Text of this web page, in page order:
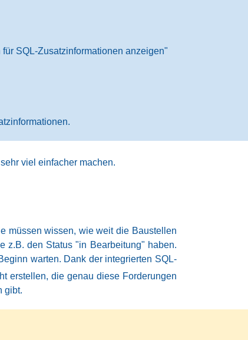
SQL-Zusatzinformationen anzeigen"
sehr viel einfacher machen.
müssen wissen, wie weit die Baustellen
z.B. den Status "in Bearbeitung" haben.
warten. Dank der integrierten SQL-
erstellen, die genau diese Forderungen
gibt.